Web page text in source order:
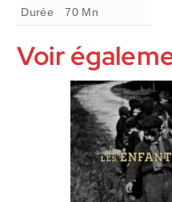
Durée 70 Mn
Voir